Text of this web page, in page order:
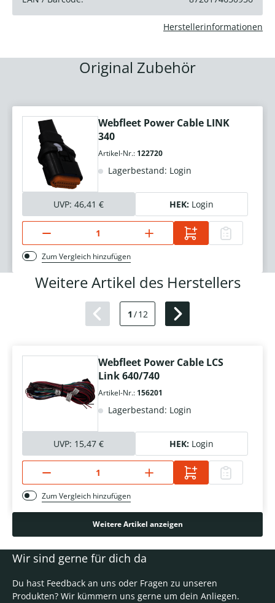
Herstellerinformationen
Original Zubehör
Webfleet Power Cable LINK
340
Artikel-Nr.: 122720
Lagerbestand: Login
UVP: 46,41 € HEK: Login
Zum Vergleich hinzufügen
Weitere Artikel des Herstellers
1 /12
Webfleet Power Cable LCS
Link 640/740
Artikel-Nr.: 156201
Lagerbestand: Login
UVP: 15,47 € HEK: Login
Zum Vergleich hinzufügen
Weitere Artikel anzeigen
Wir sind gerne für dich da
Du hast Feedback an uns oder Fragen zu unseren
Produkten? Wir kümmern uns gerne um dein Anliegen.